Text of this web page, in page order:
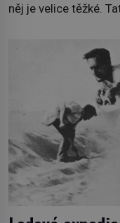
něj je velice těžké.
1778), jenže v Asii o
připomíná jelena, v